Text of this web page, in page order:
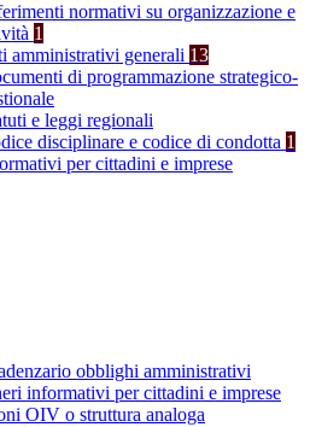
normativi su organizzazione e
1
amministrativi generali 13
di programmazione strategico-
e leggi regionali
disciplinare e codice di condotta 1
per cittadini e imprese
obblighi amministrativi
informativi per cittadini e imprese
OIV o struttura analoga